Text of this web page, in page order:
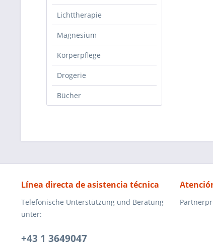
Lichttherapie
Magnesium
Körperpflege
Drogerie
Bücher
Línea directa de asistencia técnica
Telefonische Unterstützung und Beratung
unter:
+43 1 3649047